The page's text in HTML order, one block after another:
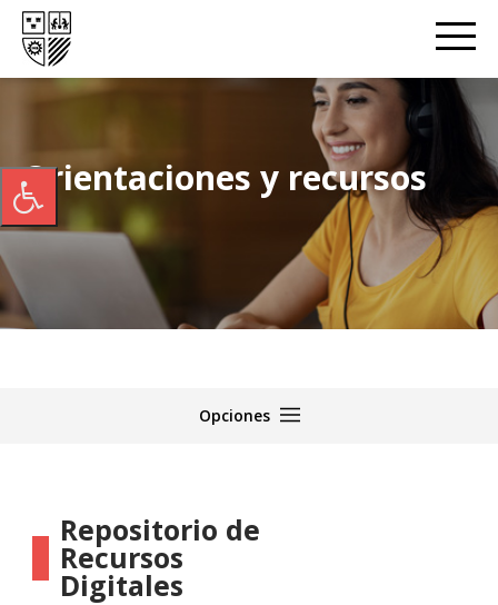
Orientaciones y recursos
Opciones
Repositorio de
Recursos
Digitales